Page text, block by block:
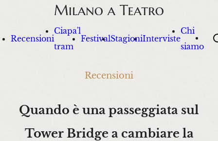
Recensioni
Ciapa'l
tram
FestivalStagioniInterviste
Chi
siamo
Quando è una passeggiata sul
Tower Bridge a cambiare la
Recensioni